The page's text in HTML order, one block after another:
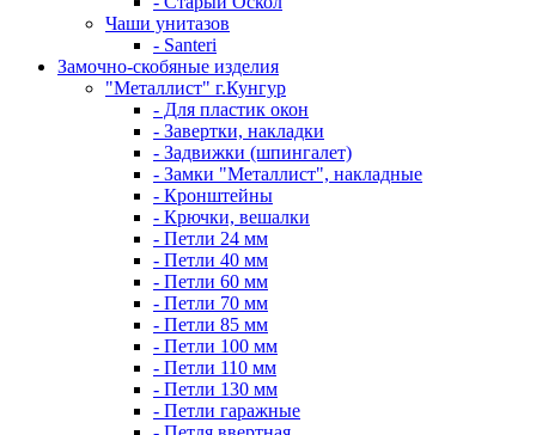
Чаши унитазов
- Santeri
Замочно-скобяные изделия
"Металлист" г.Кунгур
- Для пластик окон
- Завертки, накладки
- Задвижки (шпингалет)
- Замки "Металлист", накладные
- Кронштейны
- Крючки, вешалки
- Петли 24 мм
- Петли 40 мм
- Петли 60 мм
- Петли 70 мм
- Петли 85 мм
- Петли 100 мм
- Петли 110 мм
- Петли 130 мм
- Петли гаражные